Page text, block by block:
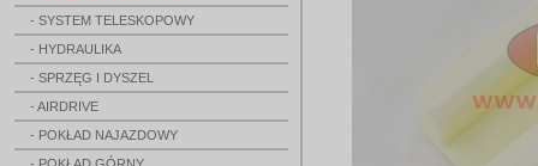
- SYSTEM TELESKOPOWY
- HYDRAULIKA
- SPRZĘG I DYSZEL
- AIRDRIVE
- POKŁAD NAJAZDOWY